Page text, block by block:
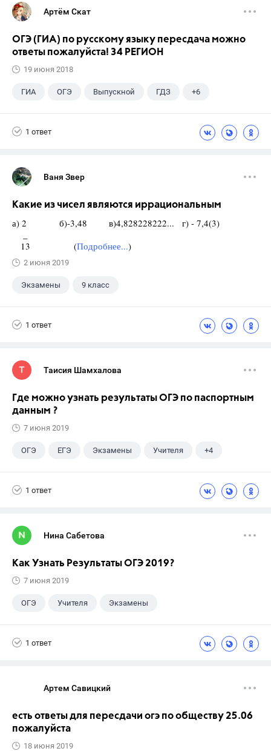
Артём Скат
ОГЭ (ГИА) по русскому языку пересдача можно
ответы пожалуйста! 34 РЕГИОН
19 июня 2018
ГИА ОГЭ Выпускной ГДЗ +6
1 ответ
Ваня Звер
Какие из чисел являются иррациональным
а) 2 б)-3,48 в)4,828228222... г) - 7,4(3)
13 (Подробнее...)
2 июня 2019
Экзамены 9 класс
1 ответ
Таисия Шамхалова
Где можно узнать результаты ОГЭ по паспортным
данным ?
7 июня 2019
ОГЭ ЕГЭ Экзамены Учителя +4
1 ответ
Нина Сабетова
Как Узнать Результаты ОГЭ 2019?
7 июня 2019
ОГЭ Учителя Экзамены
1 ответ
Артем Савицкий
есть ответы для пересдачи огэ по обществу 25.06
пожалуйста
18 июня 2019